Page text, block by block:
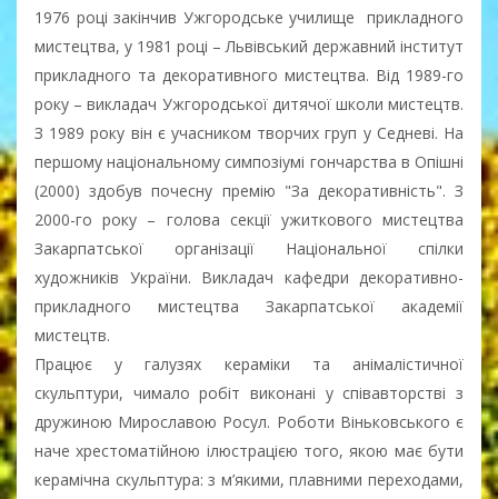
1976 році закінчив Ужгородське училище прикладного
мистецтва, у 1981 році – Львівський державний інститут
прикладного та декоративного мистецтва. Від 1989-го
року – викладач Ужгородської дитячої школи мистецтв.
З 1989 року він є учасником творчих груп у Седневі. На
першому національному симпозіумі гончарства в Опішні
(2000) здобув почесну премію "За декоративність". З
2000-го року – голова секції ужиткового мистецтва
Закарпатської організації Національної спілки
художників України. Викладач кафедри декоративно-
прикладного мистецтва Закарпатської академії
мистецтв.
Працює у галузях кераміки та анімалістичної
скульптури, чимало робіт виконані у співавторстві з
дружиною Мирославою Росул. Роботи Віньковського є
наче хрестоматійною ілюстрацією того, якою має бути
керамічна скульптура: з м’якими, плавними переходами,